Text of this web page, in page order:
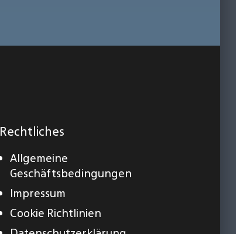
Rechtliches
Allgemeine
Geschäftsbedingungen
Impressum
Cookie Richtlinien